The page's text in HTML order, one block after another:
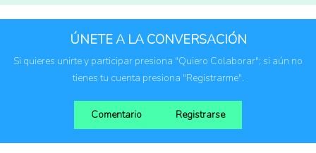
ÚNETE A LA CONVERSACIÓN
Si quieres unirte y participar presiona "Quiero Colaborar"; si aún no
tienes tu cuenta presiona "Registrarme".
Comentario Registrarse